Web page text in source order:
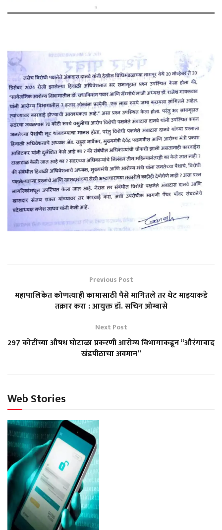
Previous Post
महापालिकेत कोणत्याही कामासाठी पैसे मागितले तर थेट माझ्याकडे
तक्रार करा : आयुक्त डॉ. सचिन ओम्बासे
Next Post
297 कोटींच्या औषध घोटाळा प्रकरणी आरोग्य विभागाकडून “औरंगाबाद
खंडपीठाचा अवमान”
Web Stories